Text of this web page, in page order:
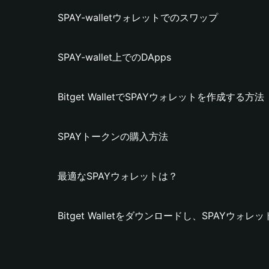
SPAY-walletウォレットでのスワップ
SPAY-wallet上でのDApps
Bitget WalletでSPAYウォレットを作成する方法
SPAYトークンの購入方法
最適なSPAYウォレットは？
Bitget Walletをダウンロードし、SPAYウォレッ